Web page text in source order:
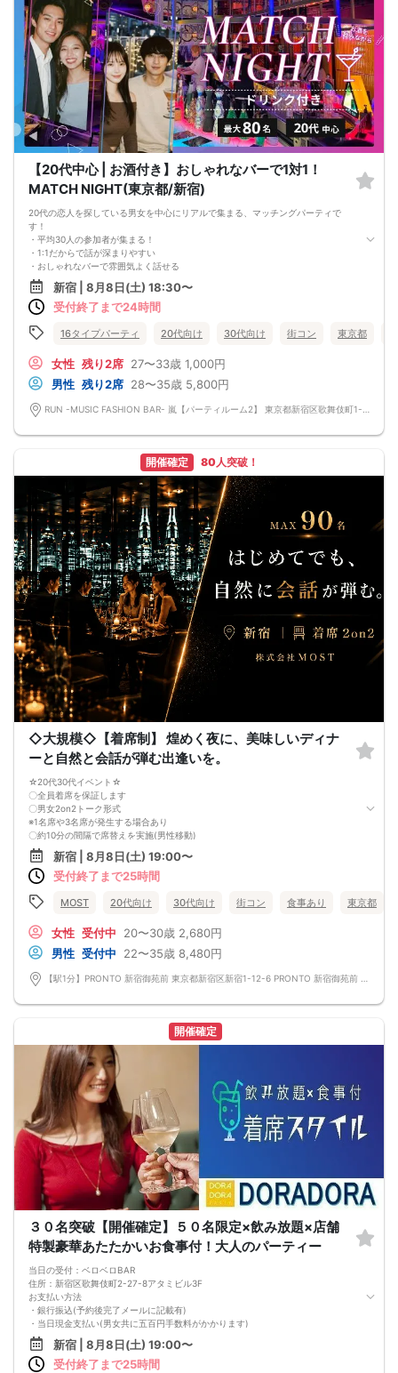
アルコール/ソフトドリンク付き
【20代中心 | お酒付き】おしゃれなバーで1対1！
MATCH NIGHT(東京都/新宿)
20代の恋人を探している男女を中心にリアルで集まる、マッチングパーティで
す！
・平均30人の参加者が集まる！
・1:1だからで話が深まりやすい
・おしゃれなバーで雰囲気よく話せる
・初対面でも相手の中身を深く知れるコンテンツ！
お一人様での参加も、お友達を連れての参加も大歓迎です！
一度遊びに来てみてください。参加者の皆様が本当にいい恋人を見つけられるよ
【注意事項】
・公的身分証明書 ※ご提示いただけない方はご参加いただけません
■留意事項
・最善を尽くしておりますが、やむを得ない事情（ご予約者様の当日キャンセル
交通費等の補償は致しかねますのであらかじめご了承ください。
する場合がございます。
男女5対5
■中止判断タイミング
パーティ開始2時間前まで
■飲食
アルコール/ソフトドリンク付き
新宿 | 8月8日(土) 18:30〜
受付終了まで24時間
16タイプパーティ 20代向け 30代向け 街コン 東京都
女性 残り2席 27〜33歳 1,000円
男性 残り2席 28〜35歳 5,800円
開催確定 80人突破！
◇大規模◇【着席制】 煌めく夜に、美味しいディナ
ーと自然と会話が弾む出逢いを。
☆20代30代イベント☆
〇全員着席を保証します
〇男女2on2トーク形式
※1名席や3名席が発生する場合あり
〇約10分の間隔で席替えを実施(男性移動)
〇スタッフがしっかり席替えします
〇お酒含むドリンク飲み放題
〇店内調理のディナーつき♪
※女性はずっと座ったまま。男性が順番に席替えします。
※最低遂行人数4-4
中止の際は前日までにご連絡いたします
新宿 | 8月8日(土) 19:00〜
受付終了まで25時間
MOST 20代向け 30代向け 街コン 食事あり 東京都
女性 受付中 20〜30歳 2,680円
男性 受付中 22〜35歳 8,480円
開催確定
３０名突破【開催確定】５０名限定×飲み放題×店舗
特製豪華あたたかいお食事付！大人のパーティー
当日の受付：ベロベロBAR
住所：新宿区歌舞伎町2-27-8アタミビル3F
お支払い方法
・銀行振込(予約後完了メールに記載有)
・当日現金支払い(男女共に五百円手数料がかかります)
※女性限定3名グループ割五百円オフ
※予約後のキャンセルはキャンセル料金が発生致しますのでご注意ください
あの新宿の人気店を完全貸切で開催致します！
新宿 | 8月8日(土) 19:00〜
受付終了まで25時間